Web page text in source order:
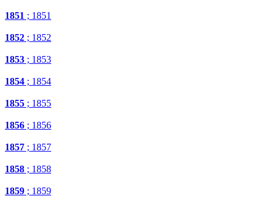
1851 ; 1851
1852 ; 1852
1853 ; 1853
1854 ; 1854
1855 ; 1855
1856 ; 1856
1857 ; 1857
1858 ; 1858
1859 ; 1859